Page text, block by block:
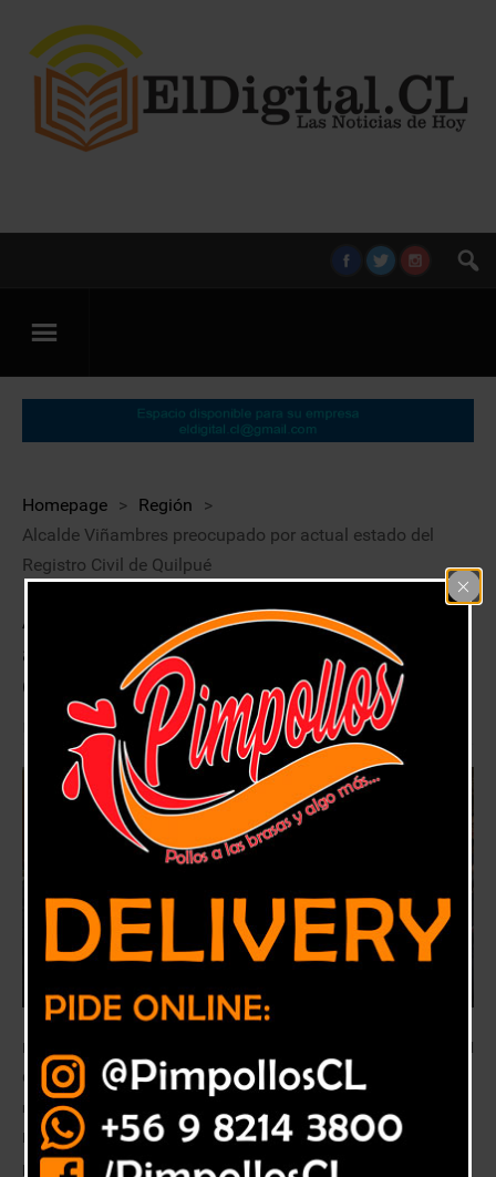
Homepage > Región
>
Alcalde Viñambres preocupado por actual estado del
Registro Civil de Quilpué
Alcalde Viñambres preocupado por
actual estado del Registro Civil de
Quilpué
10 abril, 2019 Región
El alcalde de Quilpué, Mauricio Viñambres, se reunió con autoridades del
Gobierno Regional con el fin de evaluar las alternativas existentes para
mejorar la actual capacidad de atención que ofrece las oficinas del
Registro Civil de esta comuna y conocer el estado de avance del
proyecto que se elaboró hace unos años para mejorar los espacios de